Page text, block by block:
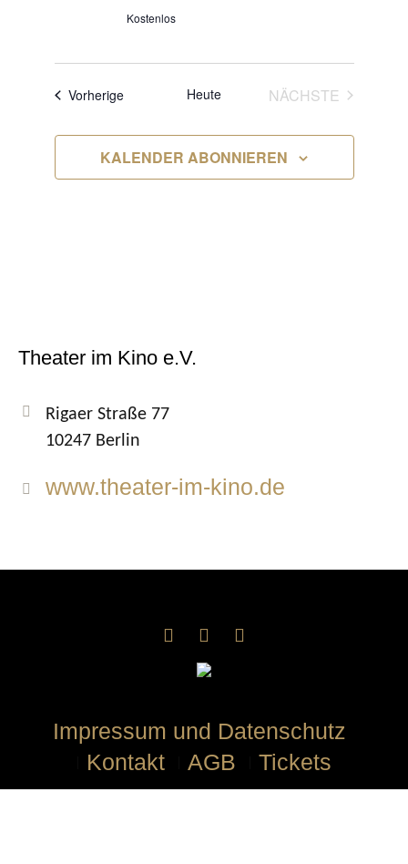
Kostenlos
VorherigeVeranstaltungen
Heute NÄCHSTE
KALENDER ABONNIEREN
Theater im Kino e.V.
Rigaer Straße 77
10247 Berlin
www.theater-im-kino.de
Impressum und Datenschutz
Kontakt
AGB Tickets